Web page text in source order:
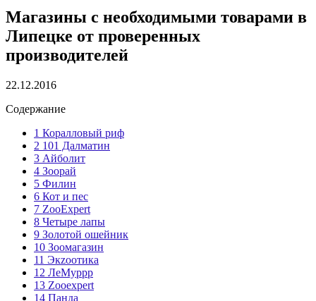
Магазины с необходимыми товарами в
Липецке от проверенных
производителей
22.12.2016
Содержание
1 Коралловый риф
2 101 Далматин
3 Айболит
4 Зоорай
5 Филин
6 Кот и пес
7 ZooExpert
8 Четыре лапы
9 Золотой ошейник
10 Зоомагазин
11 Экzooтика
12 ЛеМуррр
13 Zooexpert
14 Панда